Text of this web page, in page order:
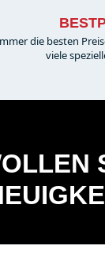
die besten
viele